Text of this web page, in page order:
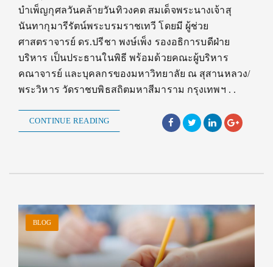
บำเพ็ญกุศลวันคล้ายวันทิวงคต สมเด็จพระนางเจ้าสุ
นันทากุมารีรัตน์พระบรมราชเทวี โดยมี ผู้ช่วย
ศาสตราจารย์ ดร.ปรีชา พงษ์เพ็ง รองอธิการบดีฝ่าย
บริหาร เป็นประธานในพิธี พร้อมด้วยคณะผู้บริหาร
คณาจารย์ และบุคลกรของมหาวิทยาลัย ณ สุสานหลวง/
พระวิหาร วัดราชบพิธสถิตมหาสีมาราม กรุงเทพฯ . .
CONTINUE READING
BLOG